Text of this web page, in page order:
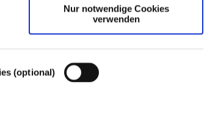
(optional)
Nur notwendige Cookies
verwenden
– Cookie-Richtlinie